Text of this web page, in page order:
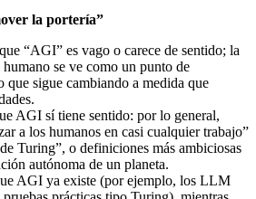
la portería”
“AGI” es vago o carece de sentido; la
se ve como un punto de
que sigue cambiando a medida que
AGI sí tiene sentido: por lo general,
a los humanos en casi cualquier trabajo”
Turing”, o definiciones más ambiciosas
autónoma de un planeta.
AGI ya existe (por ejemplo, los LLM